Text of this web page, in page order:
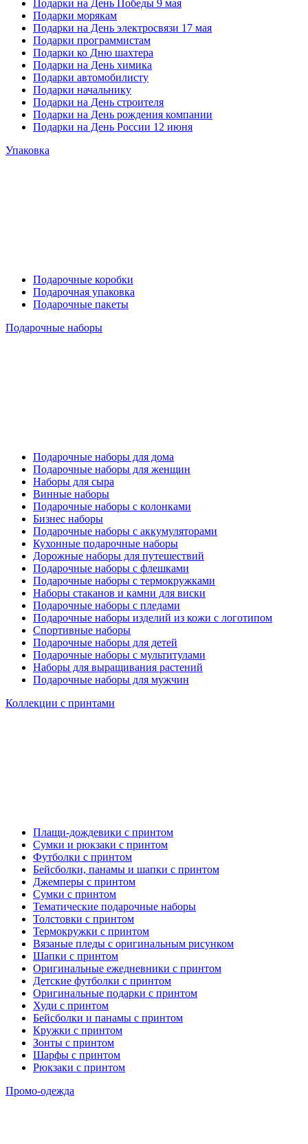
Подарки на День Победы 9 мая
Подарки морякам
Подарки на День электросвязи 17 мая
Подарки программистам
Подарки ко Дню шахтера
Подарки на День химика
Подарки автомобилисту
Подарки начальнику
Подарки на День строителя
Подарки на День рождения компании
Подарки на День России 12 июня
Упаковка
Подарочные коробки
Подарочная упаковка
Подарочные пакеты
Подарочные наборы
Подарочные наборы для дома
Подарочные наборы для женщин
Наборы для сыра
Винные наборы
Подарочные наборы с колонками
Бизнес наборы
Подарочные наборы с аккумуляторами
Кухонные подарочные наборы
Дорожные наборы для путешествий
Подарочные наборы с флешками
Подарочные наборы с термокружками
Наборы стаканов и камни для виски
Подарочные наборы с пледами
Подарочные наборы изделий из кожи с логотипом
Спортивные наборы
Подарочные наборы для детей
Подарочные наборы с мультитулами
Наборы для выращивания растений
Подарочные наборы для мужчин
Коллекции с принтами
Плащи-дождевики с принтом
Сумки и рюкзаки с принтом
Футболки с принтом
Бейсболки, панамы и шапки с принтом
Джемперы с принтом
Сумки с принтом
Тематические подарочные наборы
Толстовки с принтом
Термокружки с принтом
Вязаные пледы с оригинальным рисунком
Шапки с принтом
Оригинальные ежедневники с принтом
Детские футболки с принтом
Оригинальные подарки с принтом
Худи с принтом
Бейсболки и панамы с принтом
Кружки с принтом
Зонты с принтом
Шарфы с принтом
Рюкзаки с принтом
Промо-одежда